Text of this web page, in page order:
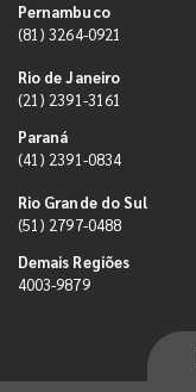
Pernambuco
(81) 3264-0921
Rio de Janeiro
(21) 2391-3161
Paraná
(41) 2391-0834
Rio Grande do Sul
(51) 2797-0488
Demais Regiões
4003-9879